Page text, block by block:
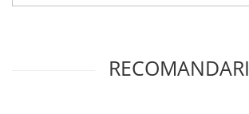
RECOMANDARI